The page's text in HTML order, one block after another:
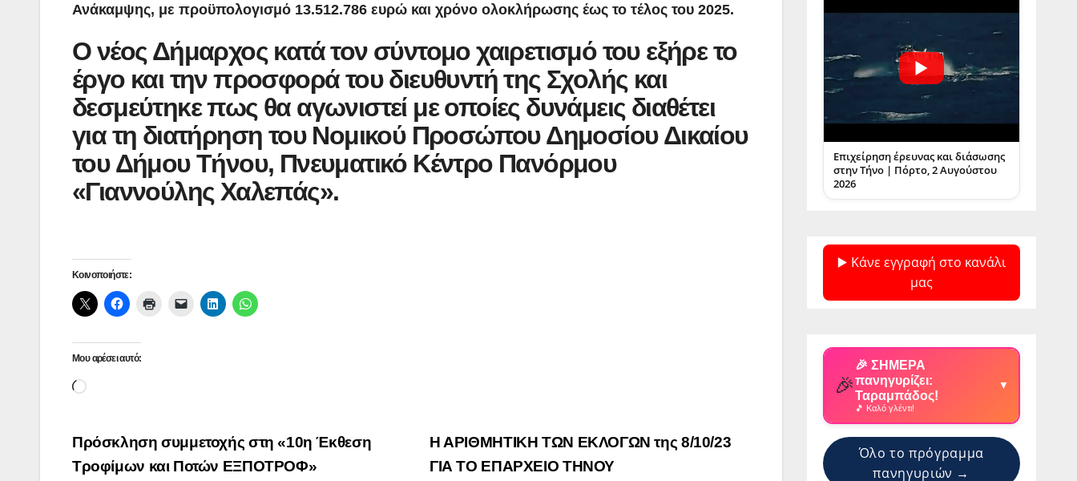
Ανάκαμψης, με προϋπολογισμό 13.512.786 ευρώ και χρόνο ολοκλήρωσης έως το τέλος του 2025.
Ο νέος Δήμαρχος κατά τον σύντομο χαιρετισμό του εξήρε το
έργο και την προσφορά του διευθυντή της Σχολής και
δεσμεύτηκε πως θα αγωνιστεί με οποίες δυνάμεις διαθέτει
για τη διατήρηση του Νομικού Προσώπου Δημοσίου Δικαίου
του Δήμου Τήνου, Πνευματικό Κέντρο Πανόρμου
«Γιαννούλης Χαλεπάς».
Κοινοποιήστε:
Μου αρέσει αυτό:
Loading…
Πλοήγηση
άρθρων
Η ΑΡΙΘΜΗΤΙΚΗ ΤΩΝ ΕΚΛΟΓΩΝ της 8/10/23
ΓΙΑ ΤΟ ΕΠΑΡΧΕΙΟ ΤΗΝΟΥ
Πρόσκληση συμμετοχής στη «10η Έκθεση
Τροφίμων και Ποτών ΕΞΠΟΤΡΟΦ»
Επιχείρηση έρευνας και διάσωσης
στην Τήνο | Πόρτο, 2 Αυγούστου
2026
▶️ Κάνε εγγραφή στο κανάλι
μας
🎉
🎉 ΣΗΜΕΡΑ
πανηγυρίζει:
Ταραμπάδος!
🎵 Καλό γλέντι!
▼
Όλο το πρόγραμμα
πανηγυριών →